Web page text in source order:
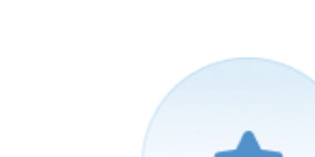
Postal
Ingresar